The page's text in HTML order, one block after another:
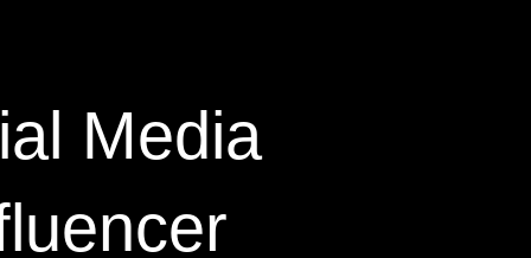
Media